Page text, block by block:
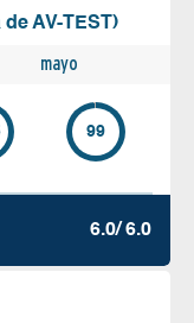
AV-TEST)
mayo
99
6.0/ 6.0